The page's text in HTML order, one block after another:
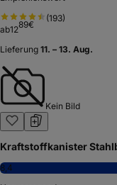
(193)
ab1289€
Lieferung 11. – 13. Aug.
Kein Bild
Kraftstoffkanister
8,4